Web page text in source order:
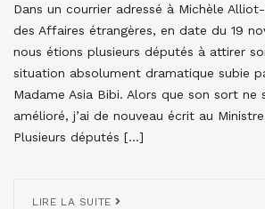
Dans un courrier adressé à Michèle
des Affaires étrangères, en date du 19
nous étions plusieurs députés à attirer
situation absolument dramatique subie
Madame Asia Bibi. Alors que son sort ne
amélioré, j’ai de nouveau écrit au
Plusieurs députés […]
LIRE LA SUITE